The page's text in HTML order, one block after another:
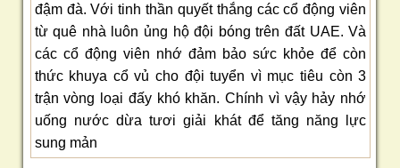
đậm đà. Với tinh thần quyết thắng các cổ động viên
từ quê nhà luôn ủng hộ đội bóng trên đất UAE. Và
các cổ động viên nhớ đảm bảo sức khỏe để còn
thức khuya cổ vủ cho đội tuyển vì mục tiêu còn 3
trận vòng loại đấy khó khăn. Chính vì vậy hảy nhớ
uống nước dừa tươi giải khát để tăng năng lực
sung mản